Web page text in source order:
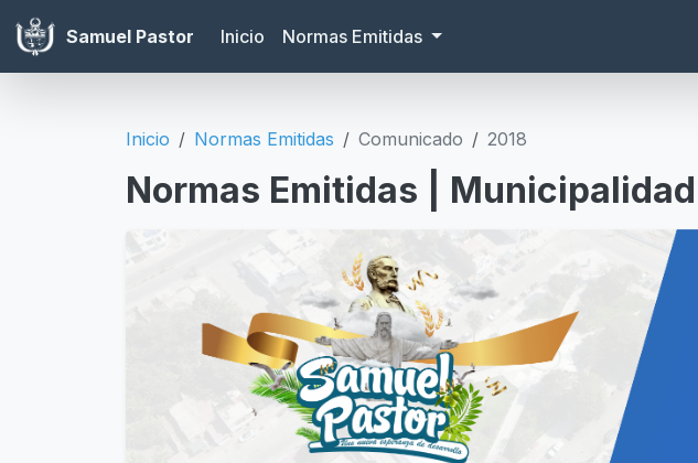
Samuel Pastor Inicio Normas Emitidas
Inicio Normas Emitidas Comunicado 2018
Normas Emitidas |